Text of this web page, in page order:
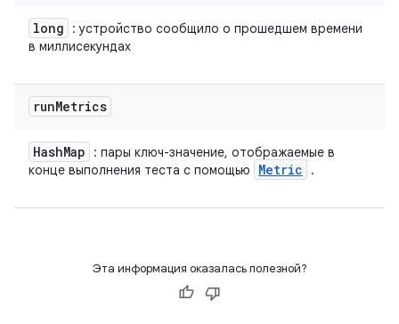
long
: устройство сообщило о прошедшем времени
в миллисекундах
runMetrics
HashMap
: пары ключ-значение, отображаемые в
конце выполнения теста с помощью
Metric .
Эта информация оказалась полезной?